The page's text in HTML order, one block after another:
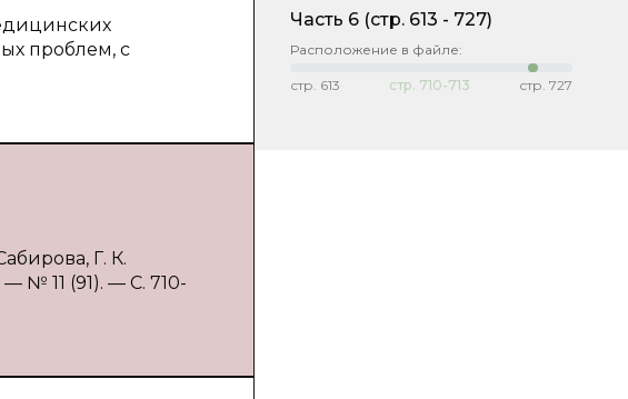
проблем, с
Г. К.
№ 11 (91). — С. 710-
Часть 6 (cтр. 613 - 727)
Расположение в файле:
стр. 613 стр. 710-713 стр. 727